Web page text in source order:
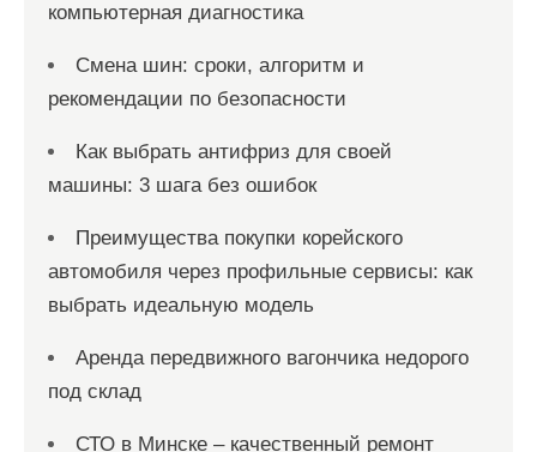
компьютерная диагностика
Смена шин: сроки, алгоритм и
рекомендации по безопасности
Как выбрать антифриз для своей
машины: 3 шага без ошибок
Преимущества покупки корейского
автомобиля через профильные сервисы: как
выбрать идеальную модель
Аренда передвижного вагончика недорого
под склад
СТО в Минске – качественный ремонт